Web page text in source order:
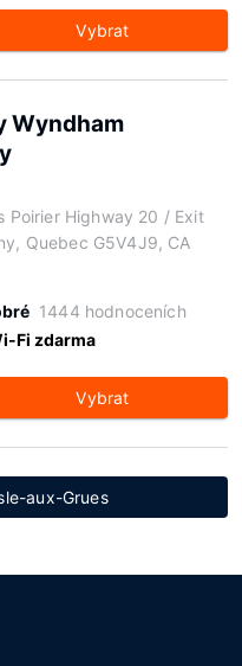
Vybrat
Wyndham
Poirier Highway 20 / Exit
Quebec G5V4J9, CA
1444 hodnoceních
Fi zdarma
Vybrat
aux-Grues